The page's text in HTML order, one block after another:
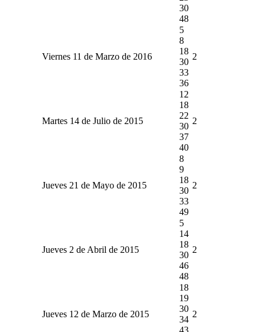
30
48
Viernes 11 de Marzo de 2016
5
8
18
30
33
36
2
Martes 14 de Julio de 2015
12
18
22
30
37
40
2
Jueves 21 de Mayo de 2015
8
9
18
30
33
49
2
Jueves 2 de Abril de 2015
5
14
18
30
46
48
2
Jueves 12 de Marzo de 2015
18
19
30
34
43
2